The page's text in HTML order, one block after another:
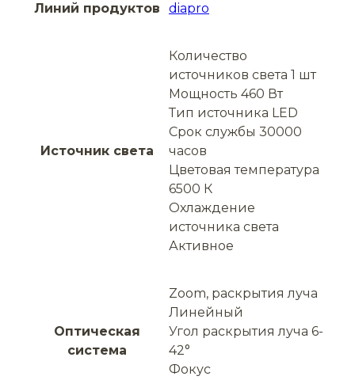
Линий продуктов diapro
Источник света
Количество
источников света 1 шт
Мощность 460 Вт
Тип источника LED
Срок службы 30000
часов
Цветовая температура
6500 К
Охлаждение
источника света
Активное
Оптическая
система
Zoom, раскрытия луча
Линейный
Угол раскрытия луча 6-
42°
Фокус